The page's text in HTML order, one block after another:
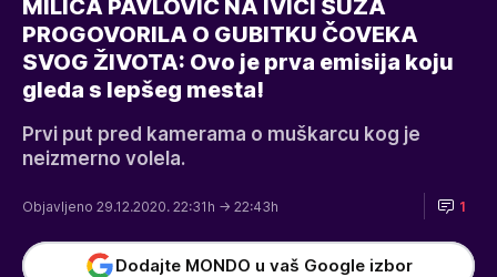
MILICA PAVLOVIĆ NA IVICI SUZA
PROGOVORILA O GUBITKU ČOVEKA
SVOG ŽIVOTA: Ovo je prva emisija koju
gleda s lepšeg mesta!
Prvi put pred kamerama o muškarcu kog je
neizmerno volela.
Objavljeno 29.12.2020. 22:31h → 22:43h 1
Dodajte MONDO u vaš Google izbor